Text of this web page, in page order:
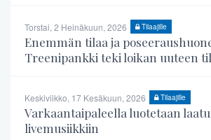
Torstai, 2 Heinäkuun, 2026 Tilaajille
Enemmän tilaa ja
Treenipankki teki loikan uuteen
Keskiviikko, 17 Kesäkuun, 2026 Tilaajille
Varkaantaipaleella luotetaan
livemusiikkiin